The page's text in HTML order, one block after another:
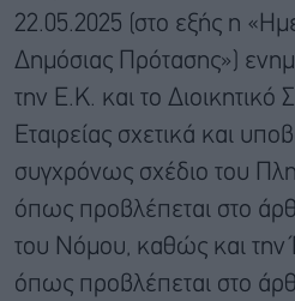
22.05.2025 (στο εξής η
Δημόσιας Πρότασης»)
την Ε.Κ. και το Διοικητικό
Εταιρείας σχετικά και
συγχρόνως σχέδιο του
όπως προβλέπεται στο
του Νόμου, καθώς και την
όπως προβλέπεται στο